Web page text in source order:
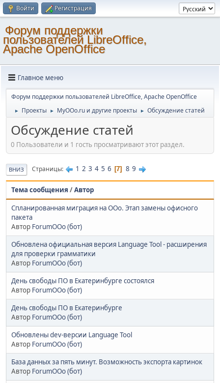
Войти Регистрация
Форум поддержки
пользователей LibreOffice,
Apache OpenOffice
Главное меню
Форум поддержки пользователей LibreOffice, Apache OpenOffice
► Проекты ► MyOOo.ru и другие проекты ► Обсуждение статей
Обсуждение статей
0 Пользователи и 1 гость просматривают этот раздел.
ВНИЗ Страницы 1 2 3 4 5 6 7 8 9
Тема сообщения /Автор
Спланированная миграция на ОOо. Этап замены офисного
пакета
Автор ForumOOo (бот)
Обновлена официальная версия Language Tool - расширения
для проверки грамматики
Автор ForumOOo (бот)
День свободы ПО в Екатеринбурге состоялся
Автор ForumOOo (бот)
День свободы ПО в Екатеринбурге
Автор ForumOOo (бот)
Обновлены dev-версии Language Tool
Автор ForumOOo (бот)
База данных за пять минут. Возможность экспорта картинок
Автор ForumOOo (бот)